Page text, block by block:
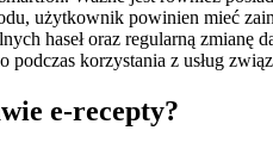
użytkownik powinien mieć
haseł oraz regularną
korzystania z usług
e-recepty?